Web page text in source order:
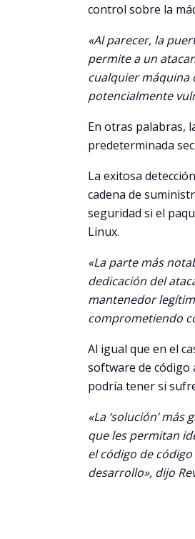
control sobre la
«Al parecer, la
permite a un
cualquier máquina
potencialmente
En otras palabras,
predeterminada
La exitosa
cadena de
seguridad si el
Linux.
«La parte más
dedicación del
mantenedor
comprometiendo
Al igual que en el
software de código
podría tener si
«La ‘solución’
que les permitan
el código de
desarrollo», dijo